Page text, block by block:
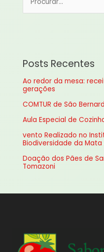
i
s
p
o
:
Posts Recentes
Ao redor da mesa:
gerações
COMTUR de São
Aula Especial de
vento Realizado no
Biodiversidade da
Doação dos Pães de
Tomazoni